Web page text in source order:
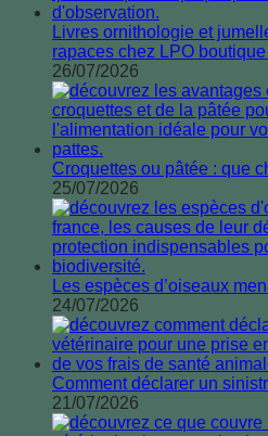
Livres ornithologie et
rapaces chez LPO
26/07/2026
Croquettes ou pâtée : que
25/07/2026
Les espèces d’oiseaux
24/07/2026
Comment déclarer un
21/07/2026